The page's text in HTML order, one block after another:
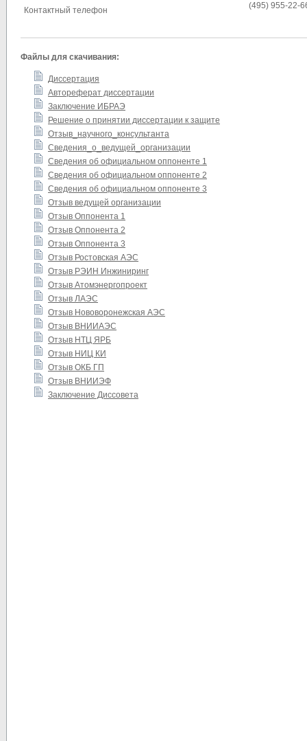
Контактный телефон (495) 955-22-
Файлы для скачивания:
Диссертация
Автореферат диссертации
Заключение ИБРАЭ
Решение о принятии диссертации к защите
Отзыв_научного_консультанта
Сведения_о_ведущей_организации
Сведения об официальном оппоненте 1
Сведения об официальном оппоненте 2
Сведения об официальном оппоненте 3
Отзыв ведущей организации
Отзыв Оппонента 1
Отзыв Оппонента 2
Отзыв Оппонента 3
Отзыв Ростовская АЭС
Отзыв РЭИН Инжиниринг
Отзыв Атомэнергопроект
Отзыв ЛАЭС
Отзыв Нововоронежская АЭС
Отзыв ВНИИАЭС
Отзыв НТЦ ЯРБ
Отзыв НИЦ КИ
Отзыв ОКБ ГП
Отзыв ВНИИЭФ
Заключение Диссовета